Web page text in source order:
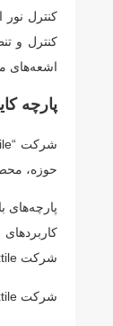
کنترل
اشعه‌های
پارچه
حوزه،
شرکت Kaya Textile در تولید پارچه با روکش PVC، می‌توان آن را یکی از برندهای مطرح و قابل اعتماد در این صنعت دانست.
شرکت Kaya Textile در زمینه تولید پارچه با روکش PVC، مدل‌های مختلفی را تولید می‌کند که به طور کلی می‌توان آن‌ها را در دو دسته زیر دسته‌بندی کرد: